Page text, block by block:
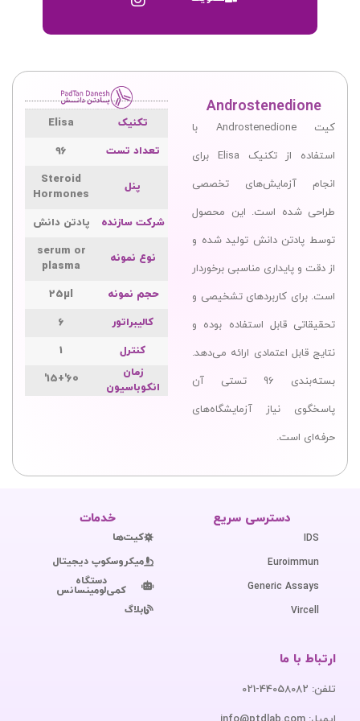
Androstenedione
کیت Androstenedione با
استفاده از تکنیک Elisa برای
انجام آزمایش‌های تخصصی
طراحی شده است. این محصول
توسط پادتن ‌دانش تولید شده و
از دقت و پایداری مناسبی برخوردار
است. برای کاربردهای تشخیصی و
تحقیقاتی قابل استفاده بوده و
نتایج قابل اعتمادی ارائه می‌دهد.
بسته‌بندی 96 تستی آن
پاسخگوی نیاز آزمایشگاه‌های
حرفه‌ای است.
تکنیک
Elisa
تعداد تست
96
پنل
Steroid
Hormones
شرکت سازنده
پادتن ‌دانش
نوع نمونه
serum or
plasma
حجم نمونه
25µl
کالیبراتور
6
کنترل
1
زمان
انکوباسیون
60'+15'
دسترسی سریع
IDS
Euroimmun
Generic Assays
Vircell
خدمات
کیت‌ها
میکروسکوپ دیجیتال
دستگاه
کمی‌لومینسانس
بلاگ
ارتباط با ما
تلفن: 44058082-021